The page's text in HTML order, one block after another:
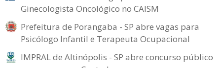
Ginecologista Oncológico no CAISM
Prefeitura de Porangaba - SP abre vagas para
Psicólogo Infantil e Terapeuta Ocupacional
IMPRAL de Altinópolis - SP abre concurso público